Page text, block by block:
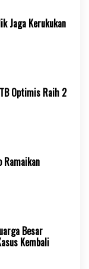
Jaga Kerukukan
Optimis Raih 2
Ramaikan
Besar
Kembali